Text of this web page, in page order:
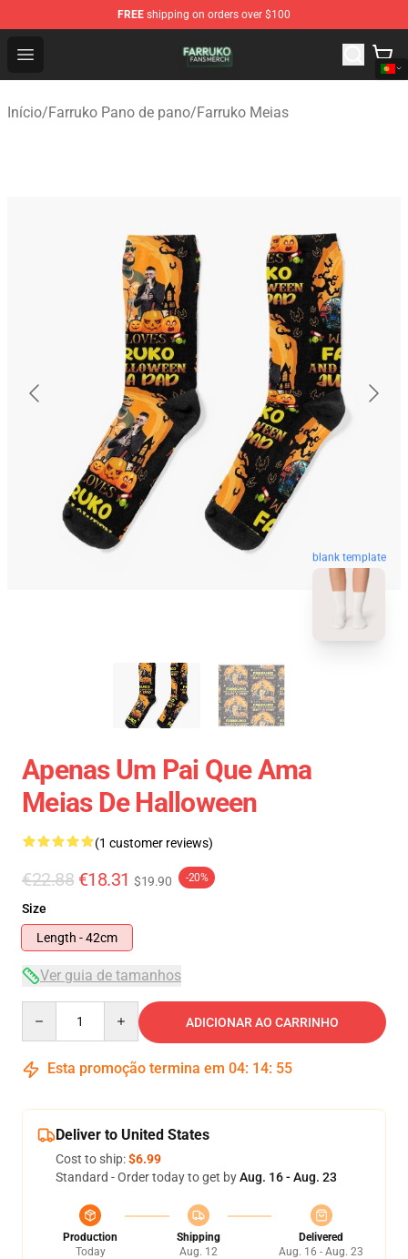
FREE shipping on orders over $100
Open menu
Farruko Shop - Official Farruko Merchandise Store
Início/Farruko Pano de pano/Farruko Meias
blank template
Apenas Um Pai Que Ama
Meias De Halloween
(1 customer reviews)
€22.88 €18.31 $19.90 -20%
Size
Length - 42cm
Ver guia de tamanhos
ADICIONAR AO CARRINHO
Esta promoção termina em 04: 14: 55
Deliver to United States
Cost to ship:$6.99
Standard - Order today to get byAug. 16 - Aug. 23
Production
Today
Shipping
Aug. 12
Delivered
Aug. 16 - Aug. 23